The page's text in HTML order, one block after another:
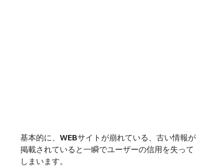
基本的に、WEBサイトが崩れている、古い情報が
掲載されていると一瞬でユーザーの信用を失って
しまいます。